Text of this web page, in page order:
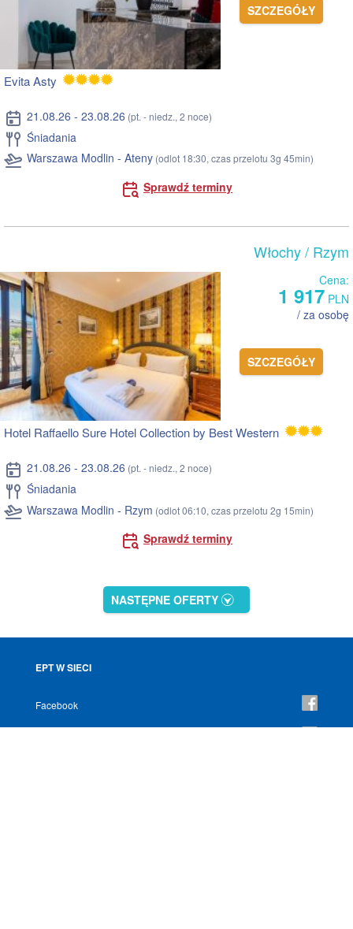
SZCZEGÓŁY
Evita Asty
21.08.26 - 23.08.26 (pt. - niedz., 2 noce)
Śniadania
Warszawa Modlin - Ateny (odlot 18:30, czas przelotu 3g 45min)
Sprawdź terminy
Włochy/ Rzym
Cena:
1 917 PLN
/ za osobę
SZCZEGÓŁY
Hotel Raffaello Sure Hotel Collection by Best Western
21.08.26 - 23.08.26 (pt. - niedz., 2 noce)
Śniadania
Warszawa Modlin - Rzym (odlot 06:10, czas przelotu 2g 15min)
Sprawdź terminy
NASTĘPNE OFERTY
EPT W SIECI
Facebook